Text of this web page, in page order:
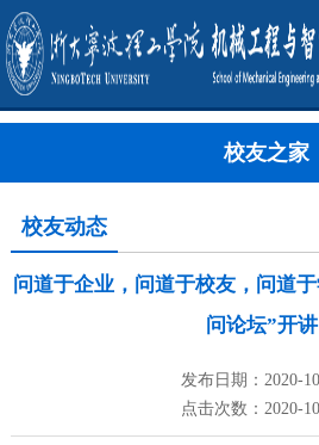
校友之家
校友动态
问道于企业，问道于校友，问道
问论坛”开讲
发布日期：2020-
点击次数：2020-